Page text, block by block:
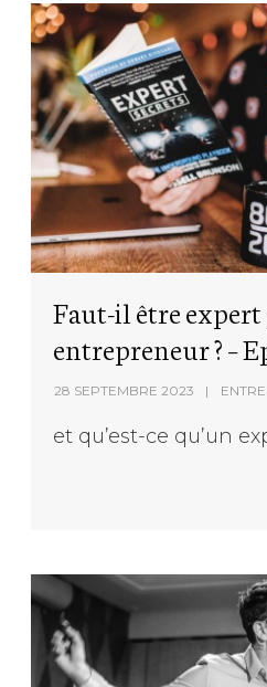
Faut-il être
entrepreneur ? –
28 SEPTEMBRE 2023
et qu’est-ce qu’un